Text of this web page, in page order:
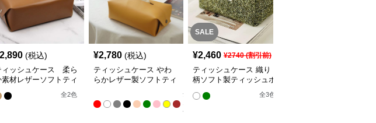
2,890 (税込)
ィッシュケース 柔ら
素材レザーソフトティ
全2色
¥2,780 (税込)
ティッシュケース やわ
らかレザー製ソフトティ
全
色
SALE
¥2,460 ¥2740(割引前)
ティッシュケース 織り
柄ソフト製ティッシュボ
全3色